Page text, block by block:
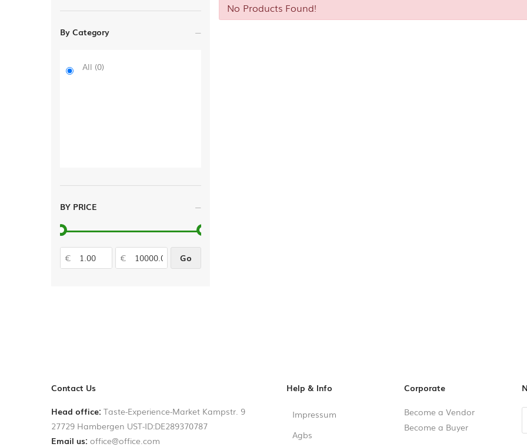
By Category
All (0)
BY PRICE
€ € Go
No Products Found!
Contact Us
Head office: Taste-Experience-Market Kampstr. 9
27729 Hambergen UST-ID:DE289370787
Email us: office@office.com
Help & Info
Impressum
Agbs
Corporate
Become a Vendor
Become a Buyer